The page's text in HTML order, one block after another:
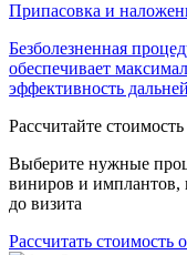
Припасовка и
Безболезненная
обеспечивает
эффективность
Рассчитайте
Выберите нужные
виниров и имплантов,
до визита
Рассчитать стоимость